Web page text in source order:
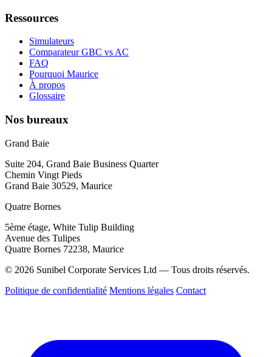
Ressources
Simulateurs
Comparateur GBC vs AC
FAQ
Pourquoi Maurice
À propos
Glossaire
Nos bureaux
Grand Baie
Suite 204, Grand Baie Business Quarter
Chemin Vingt Pieds
Grand Baie 30529, Maurice
Quatre Bornes
5ème étage, White Tulip Building
Avenue des Tulipes
Quatre Bornes 72238, Maurice
© 2026 Sunibel Corporate Services Ltd — Tous droits réservés.
Politique de confidentialité Mentions légales Contact